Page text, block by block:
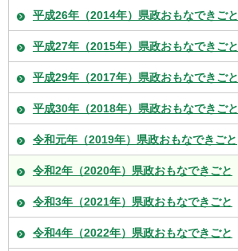
平成26年（2014年）県政おもなできごと
平成27年（2015年）県政おもなできごと
平成29年（2017年）県政おもなできごと
平成30年（2018年）県政おもなできごと
令和元年（2019年）県政おもなできごと
令和2年（2020年）県政おもなできごと
令和3年（2021年）県政おもなできごと
令和4年（2022年）県政おもなできごと